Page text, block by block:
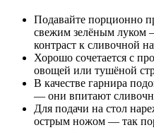
Подавайте порционно
свежим зелёным луком
контраст к сливочной
Хорошо сочетается с
овощей или тушёной
В качестве гарнира
— они впитают
Для подачи на стол
острым ножом — так